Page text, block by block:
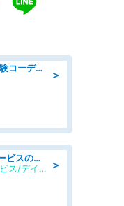
＞
「土日祝休み」医療機関での治験コーディネーターのお仕事/看護師
＞
介護職員/残業ほぼなし/デイサービスの介護士/日勤のみ
有限会社エム・ピー・ケアサービス/デイサービスセンター もみじ